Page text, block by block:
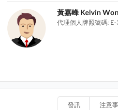
黃嘉峰 Kelvin
代理個人牌照號碼:
發訊 注意